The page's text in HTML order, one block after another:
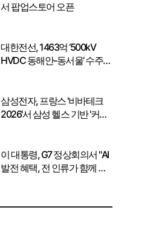
서 팝업스토어 오픈
대한전선, 1463억 ‘500kV
HVDC 동해안-동서울’ 수주…
삼성전자, 프랑스 '비바테크
2026'서 삼성 헬스 기반 '커넥
이 대통령, G7 정상회의서 "AI
발전 혜택, 전 인류가 함께 공